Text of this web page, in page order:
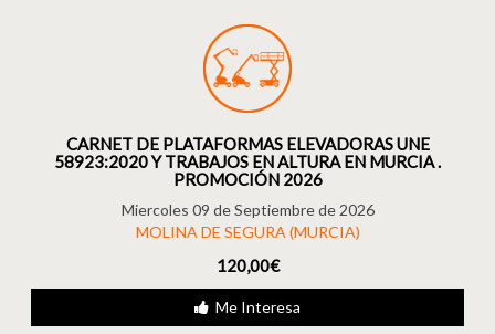
CARNET DE PLATAFORMAS ELEVADORAS UNE
58923:2020 Y TRABAJOS EN ALTURA EN MURCIA .
PROMOCIÓN 2026
Miercoles 09 de Septiembre de 2026
MOLINA DE SEGURA (MURCIA)
120,00€
Me Interesa